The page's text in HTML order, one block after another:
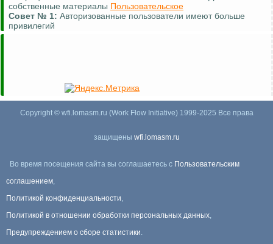
собственные материалы Пользовательское
Совет № 1: Авторизованные пользователи имеют больше
привилегий
Copyright © wfi.lomasm.ru (Work Flow Initiative) 1999-2025 Все права
защищены wfi.lomasm.ru
Во время посещения сайта вы соглашаетесь с Пользовательским
соглашением,
Политикой конфиденциальности,
Политикой в отношении обработки персональных данных,
Предупреждением о сборе статистики.